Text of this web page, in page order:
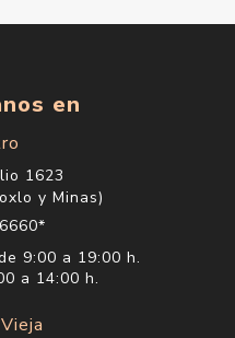
en
1623
y Minas)
9:00 a 19:00 h.
a 14:00 h.